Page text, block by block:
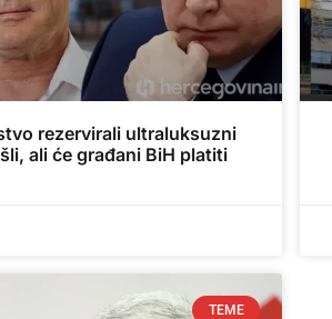
rezervirali ultraluksuzni
ali će građani BiH platiti
TEME